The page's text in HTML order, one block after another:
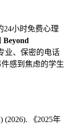
24小时免费心理
Beyond
业、保密的电话
感到焦虑的学生
《2025年